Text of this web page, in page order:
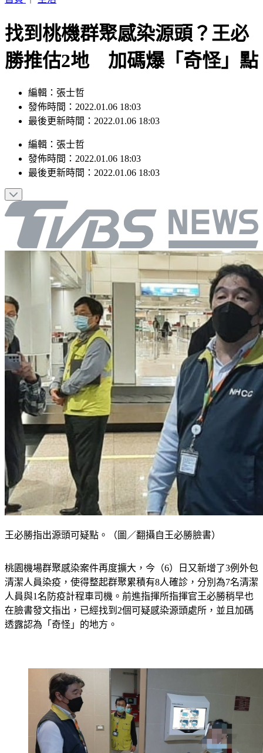
找到桃機群聚感染源頭？王必
勝推估2地 加碼爆「奇怪」點
發佈時間：2022.01.06 18:03
最後更新時間：2022.01.06 18:03
發佈時間：2022.01.06 18:03
最後更新時間：2022.01.06 18:03
清潔人員染疫，使得整起群聚累積有8人確診，分別為7名清潔
人員與1名防疫計程車司機。前進指揮所指揮官王必勝稍早也
在臉書發文指出，已經找到2個可疑感染源頭處所，並且加碼
透露認為「奇怪」的地方。